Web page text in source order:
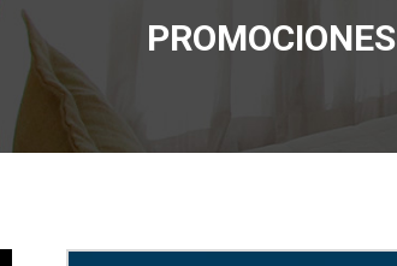
PROMOCIONES